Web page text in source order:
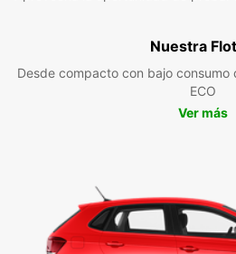
Nuestra
Desde compacto con bajo
ECO
Ver más